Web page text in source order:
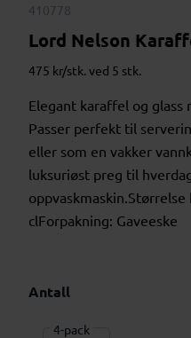
410778
Lord Nelson
475 kr/stk. ved 5 stk.
Elegant karaffel og
Passer perfekt til
eller som en vakker
luksuriøst preg til
oppvaskmaskin.Størrelse
clForpakning: Gaveeske
Antall
4-pack